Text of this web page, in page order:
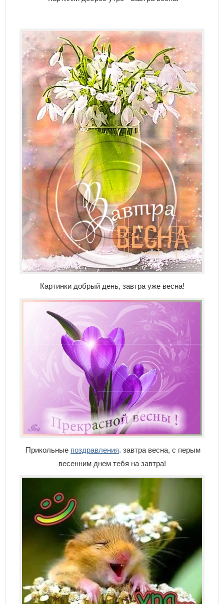
Картинки добрый день, завтра уже весна!
Прикольные поздравления. завтра весна, с перым
весенним днем тебя на завтра!